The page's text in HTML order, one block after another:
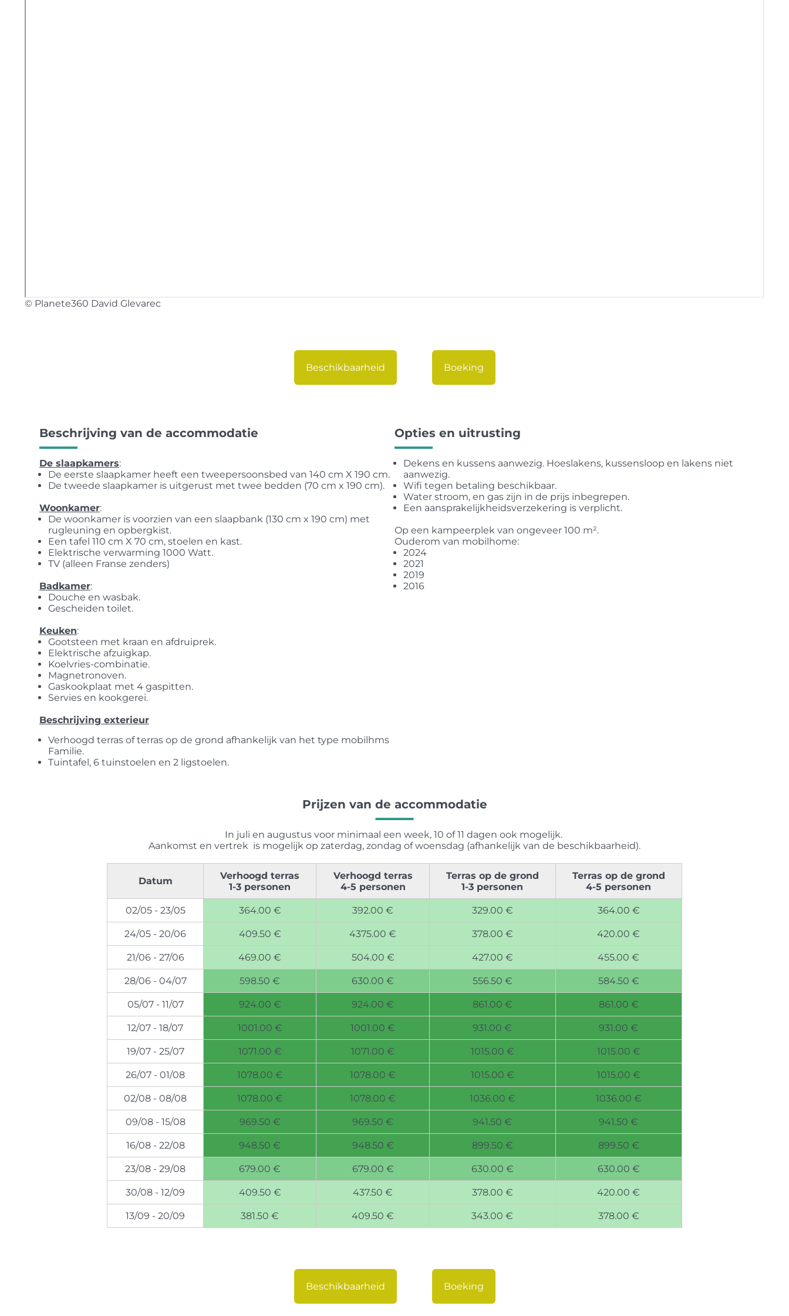
© Planete360 David Glevarec
Beschikbaarheid Boeking
Beschrijving van de accommodatie
De slaapkamers:
De eerste slaapkamer heeft een tweepersoonsbed van 140 cm X 190 cm.
De tweede slaapkamer is uitgerust met twee bedden (70 cm x 190 cm).
Woonkamer:
De woonkamer is voorzien van een slaapbank (130 cm x 190 cm) met
rugleuning en opbergkist.
Een tafel 110 cm X 70 cm, stoelen en kast.
Elektrische verwarming 1000 Watt.
TV (alleen Franse zenders)
Badkamer:
Douche en wasbak.
Gescheiden toilet.
Keuken:
Gootsteen met kraan en afdruiprek.
Elektrische afzuigkap.
Koelvries-combinatie.
Magnetronoven.
Gaskookplaat met 4 gaspitten.
Servies en kookgerei.
Beschrijving exterieur
Verhoogd terras of terras op de grond afhankelijk van het type mobilhms
Familie.
Tuintafel, 6 tuinstoelen en 2 ligstoelen.
Opties en uitrusting
Dekens en kussens aanwezig. Hoeslakens, kussensloop en lakens niet
aanwezig.
Wifi tegen betaling beschikbaar.
Water stroom, en gas zijn in de prijs inbegrepen.
Een aansprakelijkheidsverzekering is verplicht.
Op een kampeerplek van ongeveer 100 m².
Ouderom van mobilhome:
2024
2021
2019
2016
Prijzen van de accommodatie
In juli en augustus voor minimaal een week, 10 of 11 dagen ook mogelijk.
Aankomst en vertrek is mogelijk op zaterdag, zondag of woensdag (afhankelijk van de beschikbaarheid).
Datum
02/05 - 23/05
24/05 - 20/06
21/06 - 27/06
28/06 - 04/07
05/07 - 11/07
12/07 - 18/07
19/07 - 25/07
26/07 - 01/08
02/08 - 08/08
09/08 - 15/08
16/08 - 22/08
23/08 - 29/08
30/08 - 12/09
13/09 - 20/09
Verhoogd terras
1-3 personen
364.00 €
409.50 €
469.00 €
598.50 €
924.00 €
1001.00 €
1071.00 €
1078.00 €
1078.00 €
969.50 €
948.50 €
679.00 €
409.50 €
381.50 €
Verhoogd terras
4-5 personen
392.00 €
4375.00 €
504.00 €
630.00 €
924.00 €
1001.00 €
1071.00 €
1078.00 €
1078.00 €
969.50 €
948.50 €
679.00 €
437.50 €
409.50 €
Terras op de grond
1-3 personen
329.00 €
378.00 €
427.00 €
556.50 €
861.00 €
931.00 €
1015.00 €
1015.00 €
1036.00 €
941.50 €
899.50 €
630.00 €
378.00 €
343.00 €
Terras op de grond
4-5 personen
364.00 €
420.00 €
455.00 €
584.50 €
861.00 €
931.00 €
1015.00 €
1015.00 €
1036.00 €
941.50 €
899.50 €
630.00 €
420.00 €
378.00 €
Beschikbaarheid Boeking